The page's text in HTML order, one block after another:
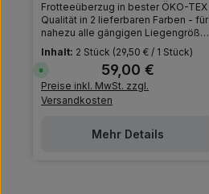
Frotteeüberzug in bester ÖKO-TEX
Qualität in 2 lieferbaren Farben - für
nahezu alle gängigen Liegengrößen
passend.
Inhalt: 2 Stück (29,50 € / 1 Stück)
Regulärer Preis:
S
o
f
o
r
59,00 €
Preise inkl. MwSt. zzgl.
Versandkosten
Mehr Details